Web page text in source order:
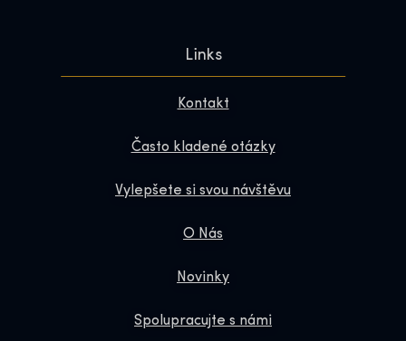
Links
Kontakt
Často kladené otázky
Vylepšete si svou návštěvu
O Nás
Novinky
Spolupracujte s námi